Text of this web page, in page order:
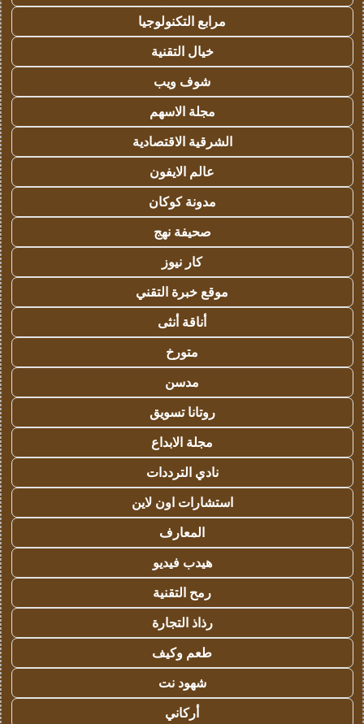
مرابع التكنولوجيا
خيال التقنية
شوف ويب
مجلة الاسهم
الشرقية الاقتصادية
عالم الايفون
مدونة كوكان
صحيفة نهج
كار نيوز
موقع خبرة التقني
أناقة أنثى
متورخ
مدسن
روتانا تسويق
مجلة الابداع
نادي الترددات
استشارات اون لاين
المعارف
هيدب فيديو
رمح التقنية
رذاذ التجارة
طعم وكيف
شهود نت
أركاني